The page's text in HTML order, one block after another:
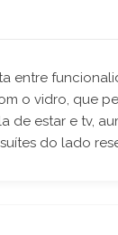
entre
o vidro, que
de estar e tv,
do lado